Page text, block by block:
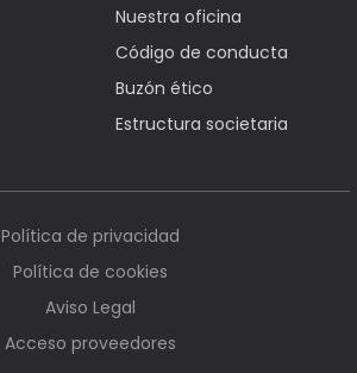
Nuestra oficina
Código de conducta
Buzón ético
Estructura societaria
Política de privacidad
Política de cookies
Aviso Legal
Acceso proveedores